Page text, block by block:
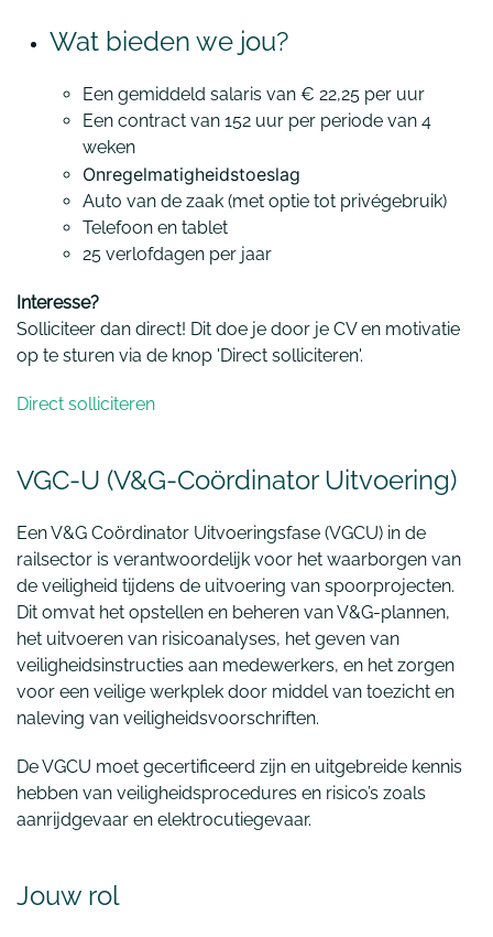
Wat bieden we jou?
Een gemiddeld salaris van € 22,25 per uur
Een contract van 152 uur per periode van 4
weken
Onregelmatigheidstoeslag
Auto van de zaak (met optie tot privégebruik)
Telefoon en tablet
25 verlofdagen per jaar
Interesse?
Solliciteer dan direct! Dit doe je door je CV en motivatie
op te sturen via de knop 'Direct solliciteren'.
Direct solliciteren
VGC-U (V&G-Coördinator Uitvoering)
Een V&G Coördinator Uitvoeringsfase (VGCU) in de
railsector is verantwoordelijk voor het waarborgen van
de veiligheid tijdens de uitvoering van spoorprojecten.
Dit omvat het opstellen en beheren van V&G-plannen,
het uitvoeren van risicoanalyses, het geven van
veiligheidsinstructies aan medewerkers, en het zorgen
voor een veilige werkplek door middel van toezicht en
naleving van veiligheidsvoorschriften.
De VGCU moet gecertificeerd zijn en uitgebreide kennis
hebben van veiligheidsprocedures en risico’s zoals
aanrijdgevaar en elektrocutiegevaar.
Jouw rol